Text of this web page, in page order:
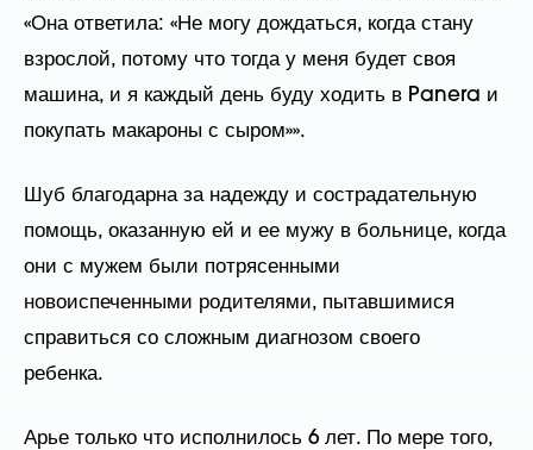
«Она ответила: «Не могу дождаться, когда стану
взрослой, потому что тогда у меня будет своя
машина, и я каждый день буду ходить в Panera и
покупать макароны с сыром»».
Шуб благодарна за надежду и сострадательную
помощь, оказанную ей и ее мужу в больнице, когда
они с мужем были потрясенными
новоиспеченными родителями, пытавшимися
справиться со сложным диагнозом своего
ребенка.
Арье только что исполнилось 6 лет. По мере того,